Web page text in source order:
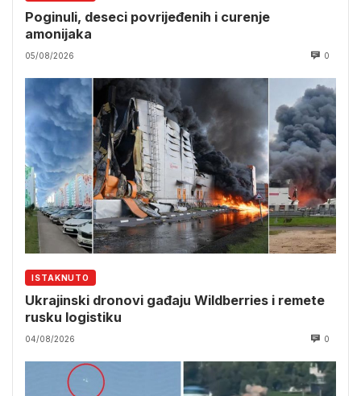
Poginuli, deseci povrijeđenih i curenje
amonijaka
05/08/2026 0
ISTAKNUTO
Ukrajinski dronovi gađaju Wildberries i remete
rusku logistiku
04/08/2026 0